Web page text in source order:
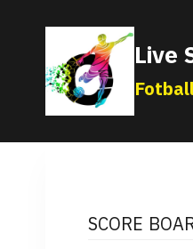
content
Live
SCORE